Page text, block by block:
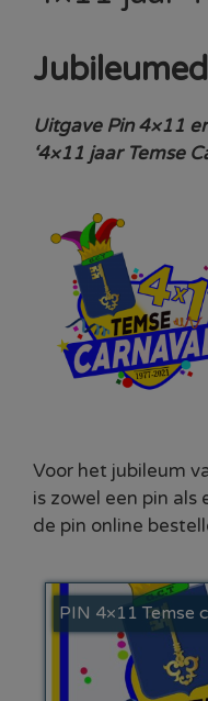
Uitgave Pin 4×11
‘4×11 jaar Temse
Voor het jubileum
is zowel een pin als
de pin online
PIN 4×11 Temse